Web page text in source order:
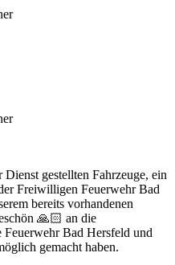
gestellten Fahrzeuge, ein
Freiwilligen Feuerwehr Bad
bereits vorhandenen
🙏🏻 an die
Bad Hersfeld und
gemacht haben.